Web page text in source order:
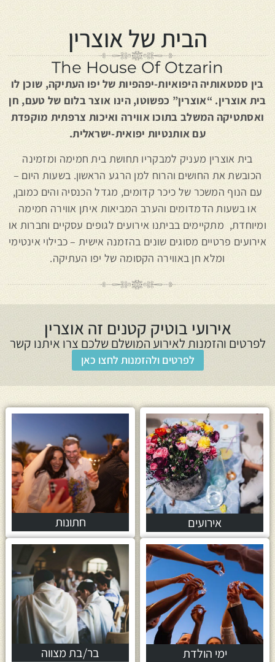
הבית של אוצרין
The House Of Otzarin
בין סמטאותיה היפואיות-יפהפיות של יפו העתיקה, שוכן לו
בית אוצרין. “אוצרין” כפשוטו, הינו אוצר בלום של טעם, חן
ואסתטיקה המשלב בתוכו אווירה ואיכות צרפתית מוקפדת
עם אותנטיות יפואית-ישראלית.
בית אוצרין מעניק למבקריו תחושת בית חמימה ומזמינה
הכובשת את החושים והרוח למן הרגע הראשון. בשעות היום –
עם הנוף המשכר של כיכר קדומים, מגדל הכנסיה והים כמובן,
או בשעות הדמדומים והערב המביאות איתן אווירה חמימה
ומיוחדת, מתקיימים בביתנו אירועים לגופים עסקיים וחברות או
אירועים פרטיים מסוגים שונים בהזמנה אישית – כבילוי אינטימי
ומלא חן באווירה הקסומה של יפו העתיקה.
אירועי בוטיק קטנים זה אוצרין
לפרטים והזמנות לאירוע המושלם שלכם צרו איתנו קשר
לפרטים ולהזמנות לחצו כאן
אירועים חתונות
ימי הולדת בר/בת מצווה